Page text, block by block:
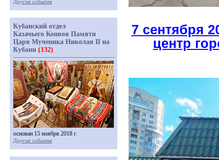
7 сентября
центр
Другие события
Кубанский отдел
Казачьего Конвоя Памяти
Царя Мученика Николая II на
Кубани (132)
основан 15 ноября 2018 г.
Другие события